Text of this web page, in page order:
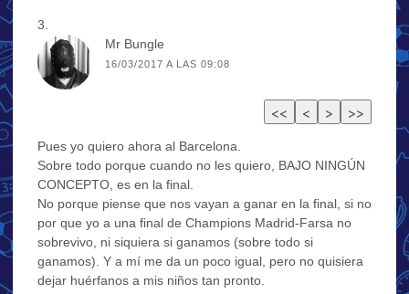
Mr Bungle
16/03/2017 A LAS 09:08
Pues yo quiero ahora al Barcelona.
Sobre todo porque cuando no les quiero, BAJO NINGÚN
CONCEPTO, es en la final.
No porque piense que nos vayan a ganar en la final, si no
por que yo a una final de Champions Madrid-Farsa no
sobrevivo, ni siquiera si ganamos (sobre todo si
ganamos). Y a mí me da un poco igual, pero no quisiera
dejar huérfanos a mis niños tan pronto.